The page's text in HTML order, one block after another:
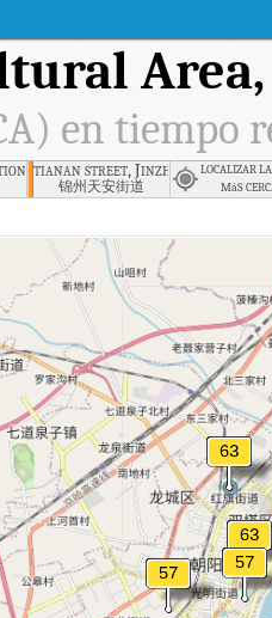
Area,
en tiempo
Jinzhou
tianan street, Jinzhou , Jinzhou
锦州天安街道
LOCALIZAR
MáS
en tiempo real.